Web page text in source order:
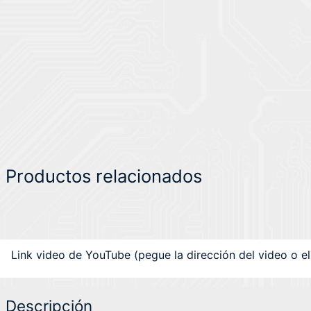
Productos relacionados
Link video de YouTube (pegue la dirección del video o
Descripción